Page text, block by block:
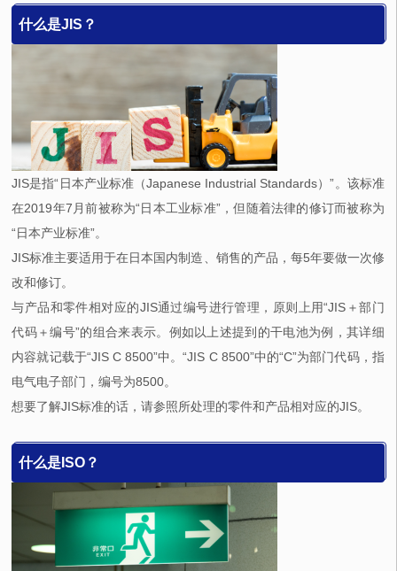
什么是JIS？
JIS是指“日本产业标准（Japanese Industrial Standards）”。该标准
在2019年7月前被称为“日本工业标准”，但随着法律的修订而被称为
“日本产业标准”。
JIS标准主要适用于在日本国内制造、销售的产品，每5年要做一次修
改和修订。
与产品和零件相对应的JIS通过编号进行管理，原则上用“JIS＋部门
代码＋编号”的组合来表示。例如以上述提到的干电池为例，其详细
内容就记载于“JIS C 8500”中。“JIS C 8500”中的“C”为部门代码，指
电气电子部门，编号为8500。
想要了解JIS标准的话，请参照所处理的零件和产品相对应的JIS。
什么是ISO？